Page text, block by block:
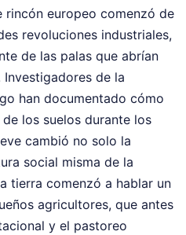
rincón europeo comenzó de
revoluciones industriales,
de las palas que abrían
Investigadores de la
han documentado cómo
los suelos durante los
cambió no solo la
social misma de la
tierra comenzó a hablar un
agricultores, que antes
y el pastoreo